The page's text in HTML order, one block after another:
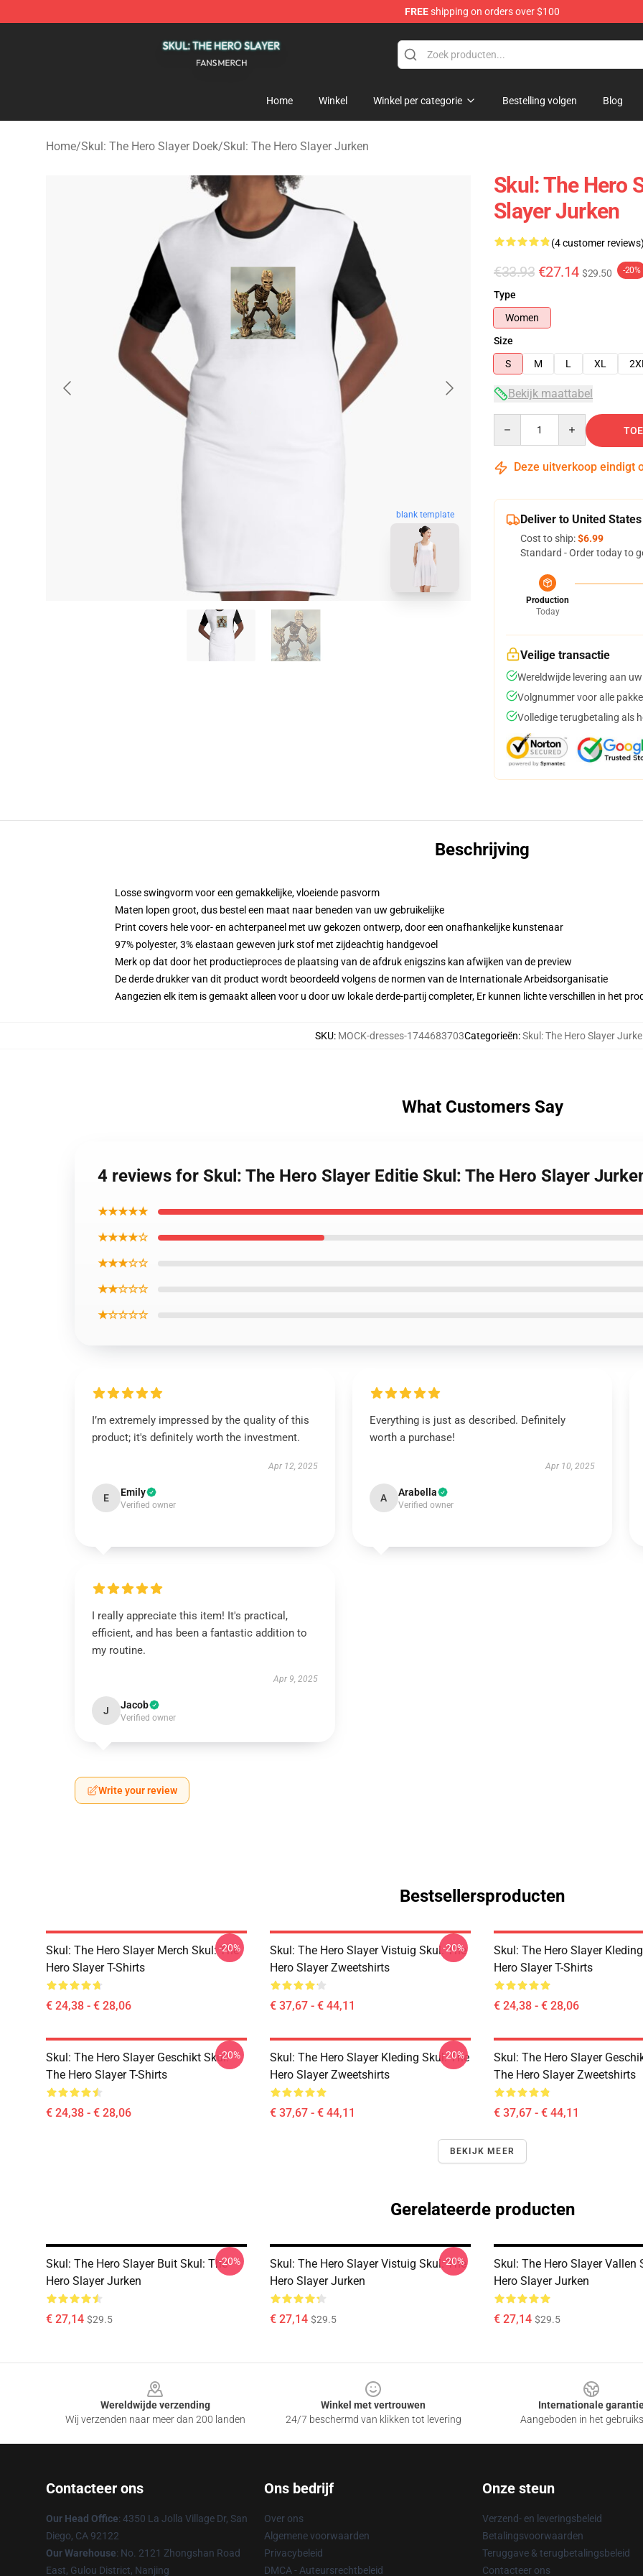
FREEshipping on orders over $100
Home Winkel Winkel per categorie Bestelling volgen Blog
Home/Skul: The Hero Slayer Doek/Skul: The Hero Slayer Jurken
blank template
Skul: The Hero
Slayer Jurken
(4 customer reviews)
€33.93 €27.14 $29.50 -20%
Type
Women
Size
S
M L XL 2XL
Bekijk maattabel
Deze uitverkoop eindigt
Deliver to United States
Cost to ship:$6.99
Standard - Order today to
Production
Today
Veilige transactie
Wereldwijde levering aan
Volgnummer voor alle
Volledige terugbetaling als
Beschrijving
Losse swingvorm voor een gemakkelijke, vloeiende pasvorm
Maten lopen groot, dus bestel een maat naar beneden van uw gebruikelijke
Print covers hele voor- en achterpaneel met uw gekozen ontwerp, door een onafhankelijke kunstenaar
97% polyester, 3% elastaan geweven jurk stof met zijdeachtig handgevoel
Merk op dat door het productieproces de plaatsing van de afdruk enigszins kan afwijken van de preview
De derde drukker van dit product wordt beoordeeld volgens de normen van de Internationale Arbeidsorganisatie
Aangezien elk item is gemaakt alleen voor u door uw lokale derde-partij completer, Er kunnen lichte verschillen in het
SKU: MOCK-dresses-1744683703Categorieën:Skul: The Hero Slayer
What Customers Say
4 reviews for Skul: The Hero Slayer Editie Skul: The Hero Slayer
★★★★★
★★★★☆
★★★☆☆
★★☆☆☆
★☆☆☆☆
I’m extremely impressed by the quality of this
product; it's definitely worth the investment.
Apr 12, 2025
E Emily
Verified owner
Everything is just as described. Definitely
worth a purchase!
Apr 10, 2025
A Arabella
Verified owner
I really appreciate this item! It's practical,
efficient, and has been a fantastic addition to
my routine.
Apr 9, 2025
J Jacob
Verified owner
Write your review
Bestsellersproducten
Skul: The Hero Slayer Merch Skul: The
Hero Slayer T-Shirts
€ 24,38 - € 28,06
-20%
Skul: The Hero Slayer Vistuig Skul: The
Hero Slayer Zweetshirts
€ 37,67 - € 44,11
-20%
Skul: The Hero Slayer
Hero Slayer T-Shirts
€ 24,38 - € 28,06
Skul: The Hero Slayer Geschikt Skul:
The Hero Slayer T-Shirts
€ 24,38 - € 28,06
-20%
Skul: The Hero Slayer Kleding Skul: The
Hero Slayer Zweetshirts
€ 37,67 - € 44,11
-20%
Skul: The Hero Slayer
The Hero Slayer Zweetshirts
€ 37,67 - € 44,11
BEKIJK MEER
Gerelateerde producten
Skul: The Hero Slayer Buit Skul: The
Hero Slayer Jurken
€ 27,14 $29.5
-20%
Skul: The Hero Slayer Vistuig Skul: The
Hero Slayer Jurken
€ 27,14 $29.5
-20%
Skul: The Hero Slayer Vallen
Hero Slayer Jurken
€ 27,14 $29.5
Wereldwijde verzending
Wij verzenden naar meer dan 200 landen
Winkel met vertrouwen
24/7 beschermd van klikken tot levering
Internationale
Aangeboden in het
Contacteer ons
Our Head Office: 4350 La Jolla Village Dr, San
Diego, CA 92122
Our Warehouse: No. 2121 Zhongshan Road
East, Gulou District, Nanjing
Ons bedrijf
Over ons
Algemene voorwaarden
Privacybeleid
DMCA - Auteursrechtbeleid
Onze steun
Verzend- en leveringsbeleid
Betalingsvoorwaarden
Teruggave & terugbetalingsbeleid
Contacteer ons